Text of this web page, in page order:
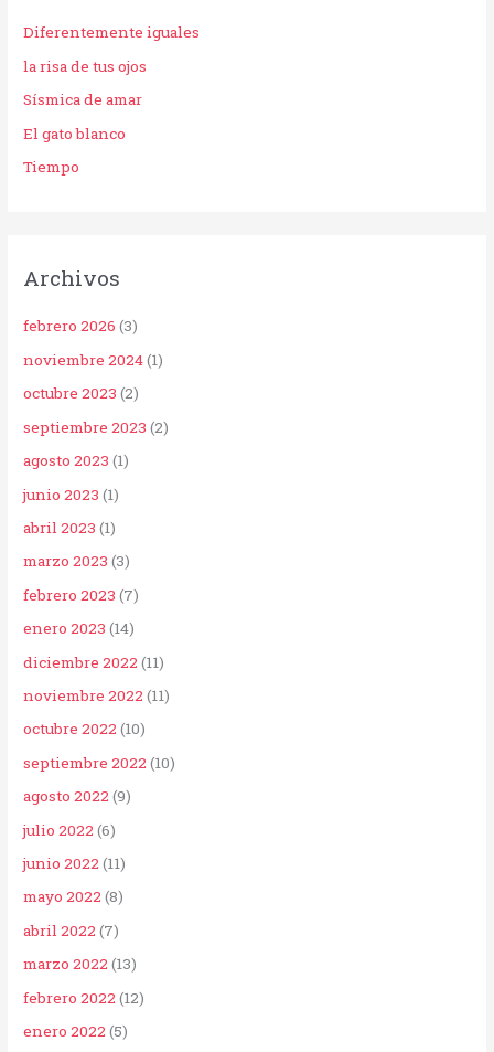
Diferentemente iguales
la risa de tus ojos
Sísmica de amar
El gato blanco
Tiempo
Archivos
febrero 2026 (3)
noviembre 2024(1)
octubre 2023 (2)
septiembre 2023 (2)
agosto 2023 (1)
junio 2023 (1)
abril 2023 (1)
marzo 2023 (3)
febrero 2023 (7)
enero 2023 (14)
diciembre 2022 (11)
noviembre 2022 (11)
octubre 2022 (10)
septiembre 2022 (10)
agosto 2022 (9)
julio 2022 (6)
junio 2022 (11)
mayo 2022 (8)
abril 2022 (7)
marzo 2022 (13)
febrero 2022 (12)
enero 2022 (5)